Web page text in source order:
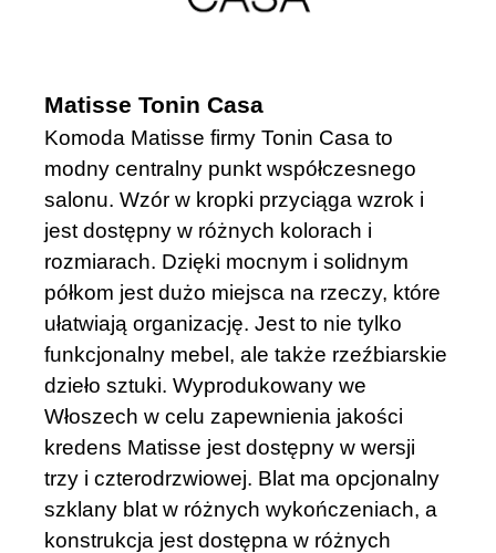
Matisse Tonin Casa
Komoda Matisse firmy Tonin Casa to
modny centralny punkt współczesnego
salonu. Wzór w kropki przyciąga wzrok i
jest dostępny w różnych kolorach i
rozmiarach. Dzięki mocnym i solidnym
półkom jest dużo miejsca na rzeczy, które
ułatwiają organizację. Jest to nie tylko
funkcjonalny mebel, ale także rzeźbiarskie
dzieło sztuki. Wyprodukowany we
Włoszech w celu zapewnienia jakości
kredens Matisse jest dostępny w wersji
trzy i czterodrzwiowej. Blat ma opcjonalny
szklany blat w różnych wykończeniach, a
konstrukcja jest dostępna w różnych